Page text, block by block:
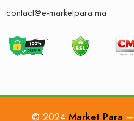
contact@e-marketpara.ma
© 2024 Market Para